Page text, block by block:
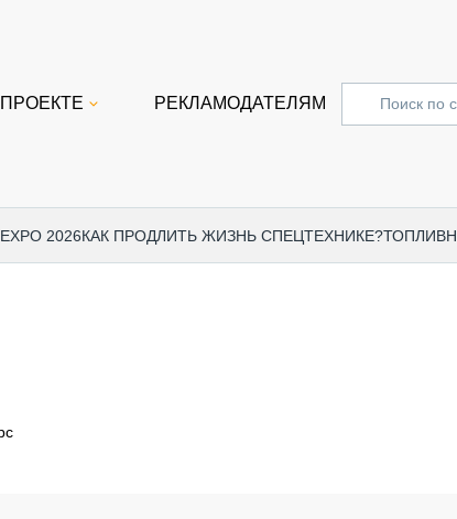
РЕКЛАМОДАТЕЛЯМ
2026КАК ПРОДЛИТЬ ЖИЗНЬ СПЕЦТЕХНИКЕ?